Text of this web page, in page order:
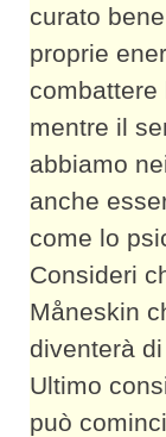
curato
proprie
mentre il
abbiamo
anche
come lo
Consideri
Måneskin
diventerà
Ultimo
può